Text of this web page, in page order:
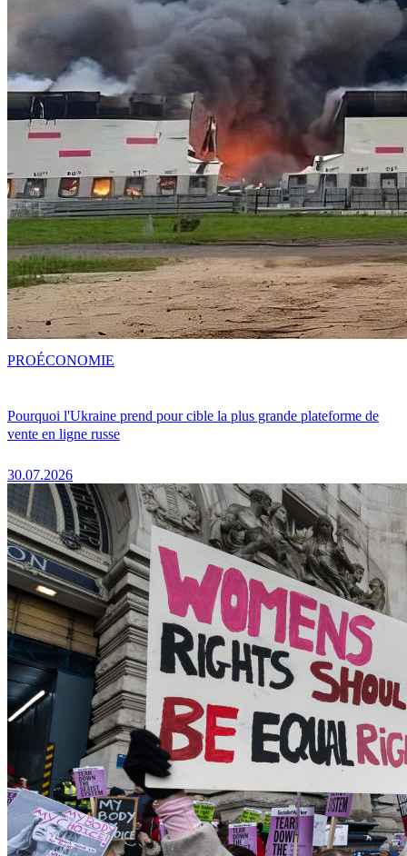
Pourquoi l'Ukraine prend pour cible la plus grande plateforme de
vente en ligne russe
30.07.2026
PROÉCONOMIE